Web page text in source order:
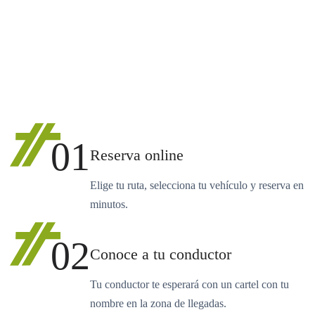
01Reserva online
Elige tu ruta, selecciona tu vehículo y reserva en
minutos.
02Conoce a tu conductor
Tu conductor te esperará con un cartel con tu
nombre en la zona de llegadas.